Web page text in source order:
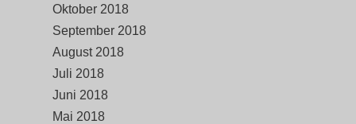
Oktober 2018
September 2018
August 2018
Juli 2018
Juni 2018
Mai 2018